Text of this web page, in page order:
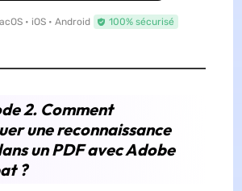
• iOS • Android 100% sécurisé
2. Comment
une reconnaissance
un PDF avec Adobe
?